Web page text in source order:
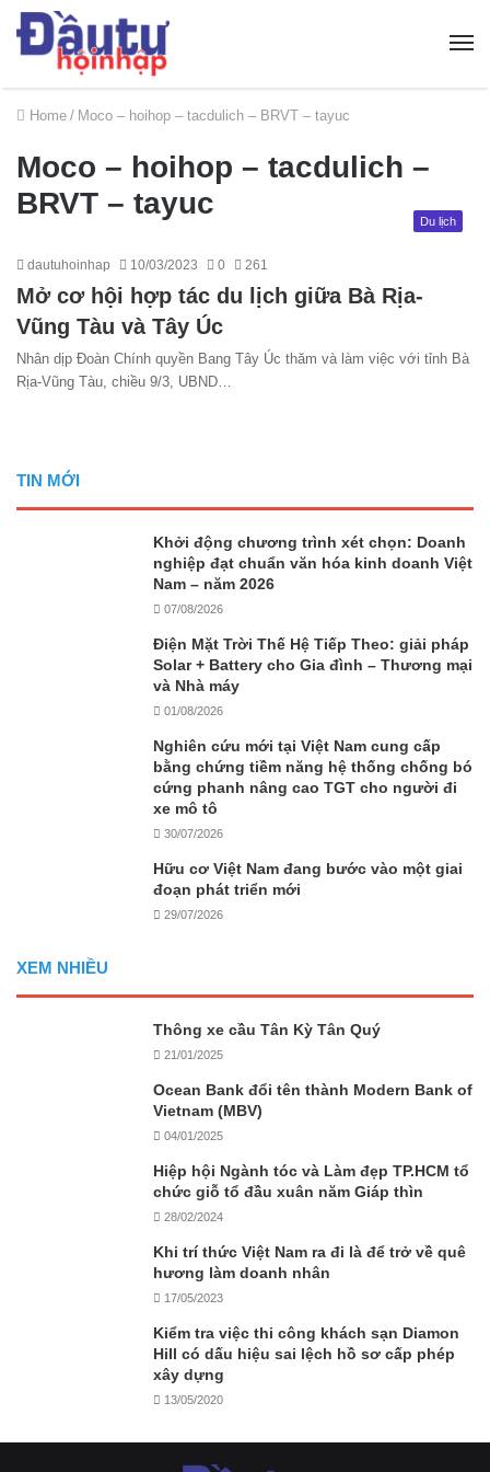
Home / Moco – hoihop – tacdulich – BRVT – tayuc
Moco – hoihop – tacdulich –
BRVT – tayuc
Du lịch
dautuhoinhap 10/03/2023 0 261
Mở cơ hội hợp tác du lịch giữa Bà Rịa-
Vũng Tàu và Tây Úc
Nhân dịp Đoàn Chính quyền Bang Tây Úc thăm và làm việc với tỉnh Bà
Rịa-Vũng Tàu, chiều 9/3, UBND…
TIN MỚI
Khởi động chương trình xét chọn: Doanh
nghiệp đạt chuẩn văn hóa kinh doanh Việt
Nam – năm 2026
07/08/2026
Điện Mặt Trời Thế Hệ Tiếp Theo: giải pháp
Solar + Battery cho Gia đình – Thương mại
và Nhà máy
01/08/2026
Nghiên cứu mới tại Việt Nam cung cấp
bằng chứng tiềm năng hệ thống chống bó
cứng phanh nâng cao TGT cho người đi
xe mô tô
30/07/2026
Hữu cơ Việt Nam đang bước vào một giai
đoạn phát triển mới
29/07/2026
XEM NHIỀU
Thông xe cầu Tân Kỳ Tân Quý
21/01/2025
Ocean Bank đổi tên thành Modern Bank of
Vietnam (MBV)
04/01/2025
Hiệp hội Ngành tóc và Làm đẹp TP.HCM tổ
chức giỗ tổ đầu xuân năm Giáp thìn
28/02/2024
Khi trí thức Việt Nam ra đi là để trở về quê
hương làm doanh nhân
17/05/2023
Kiểm tra việc thi công khách sạn Diamon
Hill có dấu hiệu sai lệch hồ sơ cấp phép
xây dựng
13/05/2020